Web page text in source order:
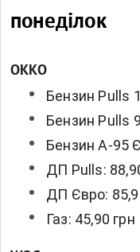
понеділок
OKKO
Бензин Pulls
Бензин Pulls
Бензин А-95
ДП Pulls:
ДП Євро:
Газ: 45,90 грн